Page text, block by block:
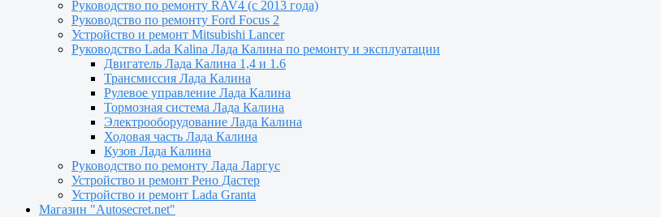
Руководство по ремонту RAV4 (с 2013 года)
Руководство по ремонту Ford Focus 2
Устройство и ремонт Mitsubishi Lancer
Руководство Lada Kalina Лада Калина по ремонту и эксплуатации
Двигатель Лада Калина 1,4 и 1.6
Трансмиссия Лада Калина
Рулевое управление Лада Калина
Тормозная система Лада Калина
Электрооборудование Лада Калина
Ходовая часть Лада Калина
Кузов Лада Калина
Руководство по ремонту Лада Ларгус
Устройство и ремонт Рено Дастер
Устройство и ремонт Lada Granta
Магазин "Autosecret.net"